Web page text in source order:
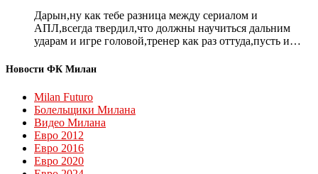
Дарын,ну как тебе разница между сериалом и
АПЛ,всегда твердил,что должны научиться дальним
ударам и игре головой,тренер как раз оттуда,пусть и…
Новости ФК Милан
Milan Futuro
Болельщики Милана
Видео Милана
Евро 2012
Евро 2016
Евро 2020